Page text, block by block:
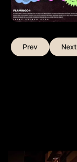
Prev Next